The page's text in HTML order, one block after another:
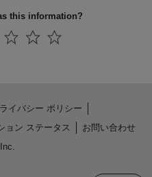
this information?
イバシー ポリシー
ョン ステータス
お問い合わせ